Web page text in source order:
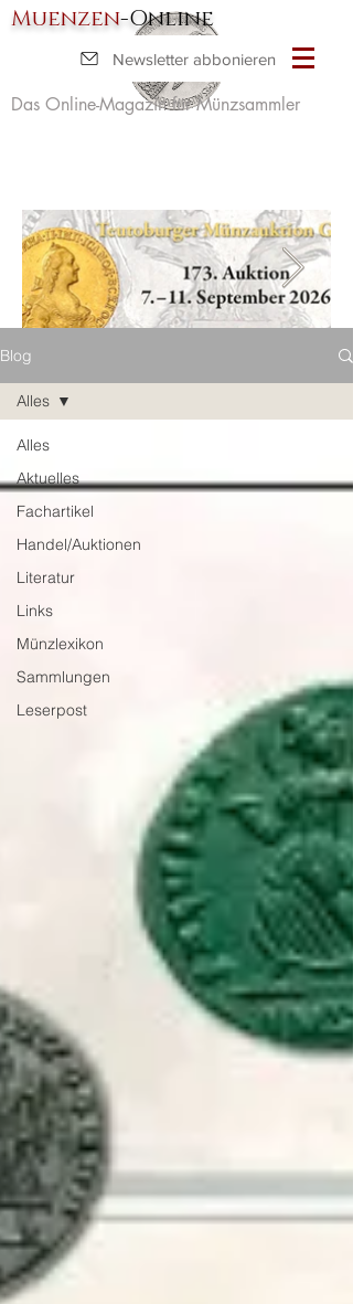
Muenzen-Online
Das Online-Magazin für Münzsammler
Newsletter abbonieren
Blog
Alles
Aktuelles
Fachartikel
Handel/Auktionen
Literatur
Links
Münzlexikon
Sammlungen
Leserpost
Alles